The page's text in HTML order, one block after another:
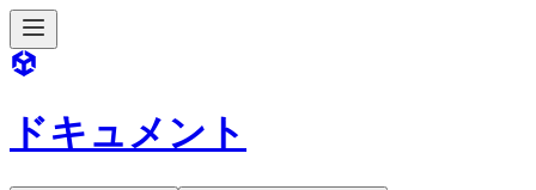
ドキュメント